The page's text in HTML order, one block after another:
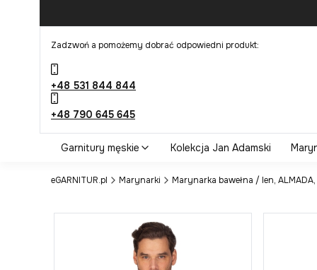
Zadzwoń a pomożemy dobrać odpowiedni produkt:
+48 531 844 844
+48 790 645 645
Garnitury męskie Kolekcja Jan Adamski
eGARNITUR.pl Marynarki Marynarka bawełna / len,